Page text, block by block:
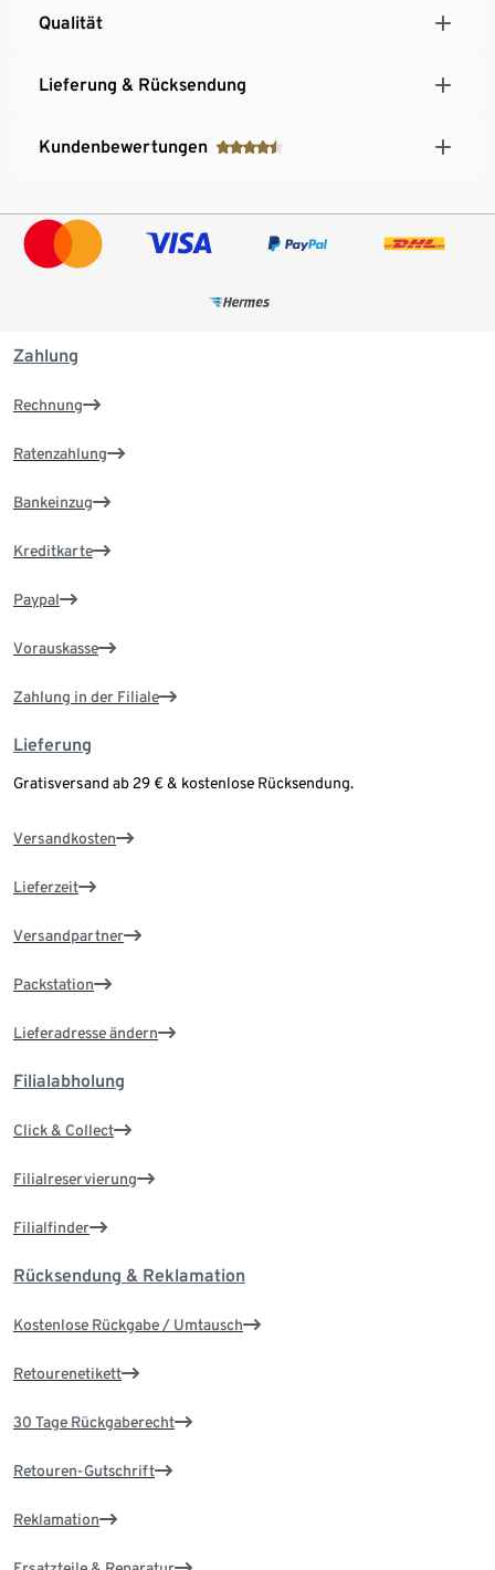
Qualität
Lieferung & Rücksendung
Kundenbewertungen
Zahlung
Rechnung
Ratenzahlung
Bankeinzug
Kreditkarte
Paypal
Vorauskasse
Zahlung in der Filiale
Lieferung
Gratisversand ab 29 € & kostenlose Rücksendung.
Versandkosten
Lieferzeit
Versandpartner
Packstation
Lieferadresse ändern
Filialabholung
Click & Collect
Filialreservierung
Filialfinder
Rücksendung & Reklamation
Kostenlose Rückgabe / Umtausch
Retourenetikett
30 Tage Rückgaberecht
Retouren-Gutschrift
Reklamation